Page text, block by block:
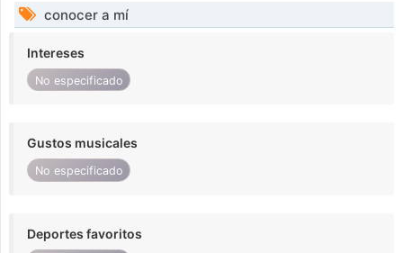
conocer a mí
Intereses
No especificado
Gustos musicales
No especificado
Deportes favoritos